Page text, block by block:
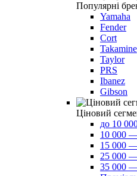
Популярні
Yamaha
Fender
Cort
Takamine
Taylor
PRS
Ibanez
Gibson
Ціновий
до 10
10 000
15 000
25 000
35 000